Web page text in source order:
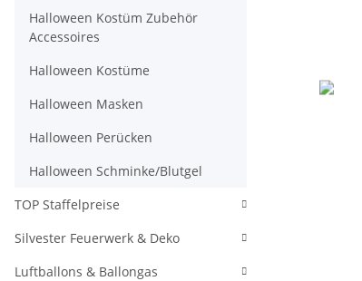
Halloween Kostüm Zubehör
Accessoires
Halloween Kostüme
Halloween Masken
Halloween Perücken
Halloween Schminke/Blutgel
TOP Staffelpreise
Silvester Feuerwerk & Deko
Luftballons & Ballongas